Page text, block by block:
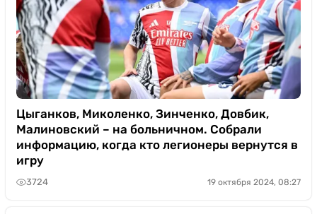
Цыганков, Миколенко, Зинченко, Довбик,
Малиновский – на больничном. Собрали
информацию, когда кто легионеры вернутся в
игру
3724 19 октября 2024, 08:27